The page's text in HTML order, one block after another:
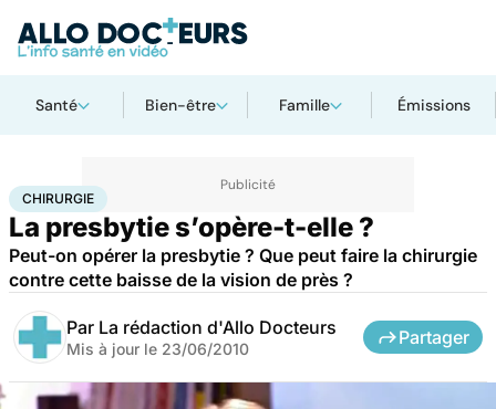
Santé Bien-être Famille Émissions
AccueilSanté Maladies
CHIRURGIE
La presbytie s’opère-t-elle ?
Peut-on opérer la presbytie ? Que peut faire la chirurgie
contre cette baisse de la vision de près ?
Par La rédaction d'Allo Docteurs
Mis à jour le 23/06/2010
Partager